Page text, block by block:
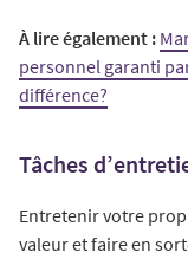
À lire également :
personnel garanti
différence?
Tâches
Entretenir votre
valeur et faire en